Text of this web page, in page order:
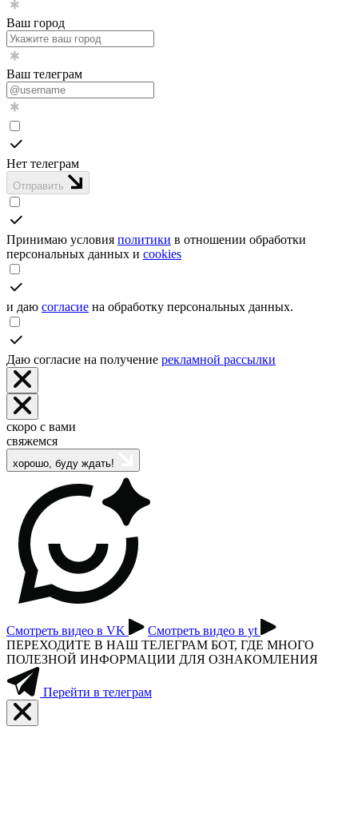
Ваш город
Ваш телеграм
Нет телеграм
Отправить
Принимаю условия политики в отношении обработки
персональных данных и cookies
и даю согласие на обработку персональных данных.
Даю согласие на получение рекламной рассылки
скоро с вами
свяжемся
хорошо, буду ждать!
Смотреть видео в VK
Смотреть видео в yt
ПЕРЕХОДИТЕ В НАШ ТЕЛЕГРАМ БОТ, ГДЕ МНОГО
ПОЛЕЗНОЙ ИНФОРМАЦИИ ДЛЯ ОЗНАКОМЛЕНИЯ
Перейти в телеграм